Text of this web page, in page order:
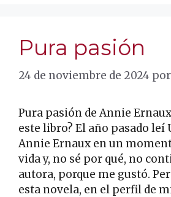
Pura pasión
24 de noviembre de 2024 por
Pura pasión de Annie
este libro? El año pasado leí
Annie Ernaux en un
vida y, no sé por qué, no
autora, porque me gustó.
esta novela, en el perfil de